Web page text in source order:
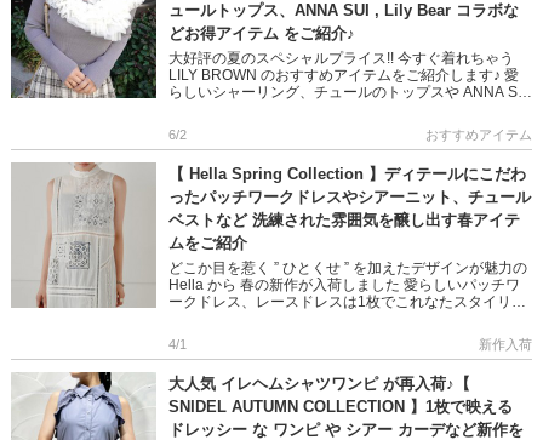
ュールトップス、ANNA SUI , Lily Bear コラボな
どお得アイテム をご紹介♪
大好評の夏のスペシャルプライス!! 今すぐ着れちゃう
LILY BROWN のおすすめアイテムをご紹介します♪ 愛
らしいシャーリング、チュールのトップスや ANNA SUI
6/2 おすすめアイテム
【 Hella Spring Collection 】ディテールにこだわ
ったパッチワークドレスやシアーニット、チュール
ベストなど 洗練された雰囲気を醸し出す春アイテ
ムをご紹介
どこか目を惹く ” ひとくせ ” を加えたデザインが魅力の
Hella から 春の新作が入荷しました 愛らしいパッチワ
ークドレス、レースドレスは1枚でこれなたスタイリン
4/1 新作入荷
大人気 イレヘムシャツワンピ が再入荷♪【
SNIDEL AUTUMN COLLECTION 】1枚で映える
ドレッシー な ワンピ や シアー カーデなど新作を